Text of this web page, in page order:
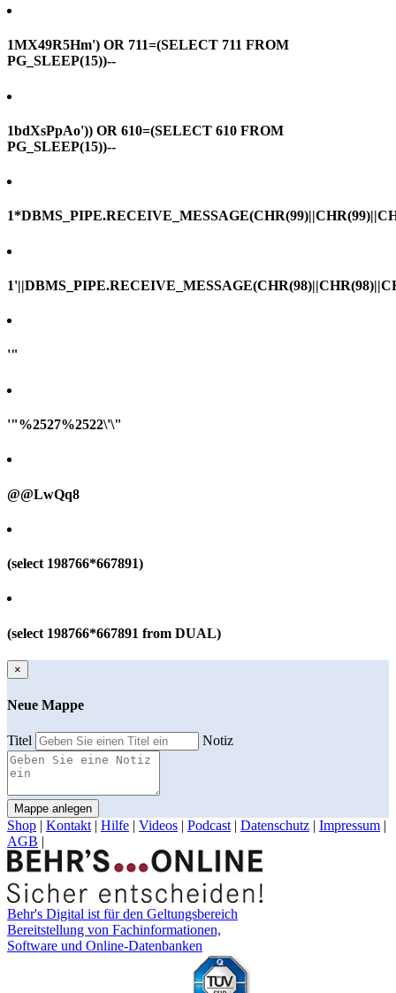
1MX49R5Hm') OR 711=(SELECT 711 FROM
PG_SLEEP(15))--
1bdXsPpAo')) OR 610=(SELECT 610 FROM
PG_SLEEP(15))--
'"
'"%2527%2522\'\"
@@LwQq8
(select 198766*667891)
(select 198766*667891 from DUAL)
×
Neue Mappe
Titel Notiz
Mappe anlegen
Shop | Kontakt | Hilfe | Videos | Podcast | Datenschutz | Impressum |
AGB |
Behr's Digital ist für den Geltungsbereich
Bereitstellung von Fachinformationen,
Software und Online-Datenbanken